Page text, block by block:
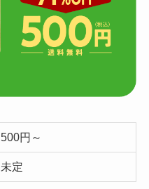
500円～
未定